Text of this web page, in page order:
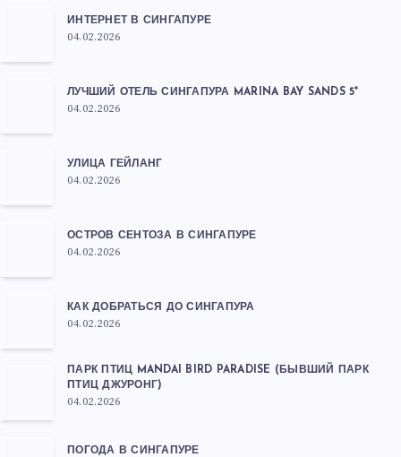
ИНТЕРНЕТ В СИНГАПУРЕ
04.02.2026
ЛУЧШИЙ ОТЕЛЬ СИНГАПУРА MARINA BAY SANDS 5*
04.02.2026
УЛИЦА ГЕЙЛАНГ
04.02.2026
ОСТРОВ СЕНТОЗА В СИНГАПУРЕ
04.02.2026
КАК ДОБРАТЬСЯ ДО СИНГАПУРА
04.02.2026
ПАРК ПТИЦ MANDAI BIRD PARADISE (БЫВШИЙ ПАРК
ПТИЦ ДЖУРОНГ)
04.02.2026
ПОГОДА В СИНГАПУРЕ